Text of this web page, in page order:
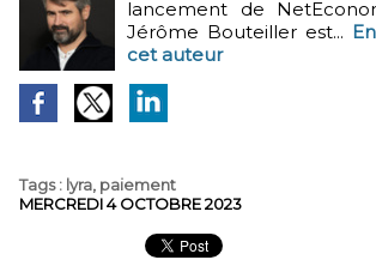
lancement de
Jérôme Bouteiller est...
cet auteur
Tags: lyra, paiement
MERCREDI 4 OCTOBRE 2023